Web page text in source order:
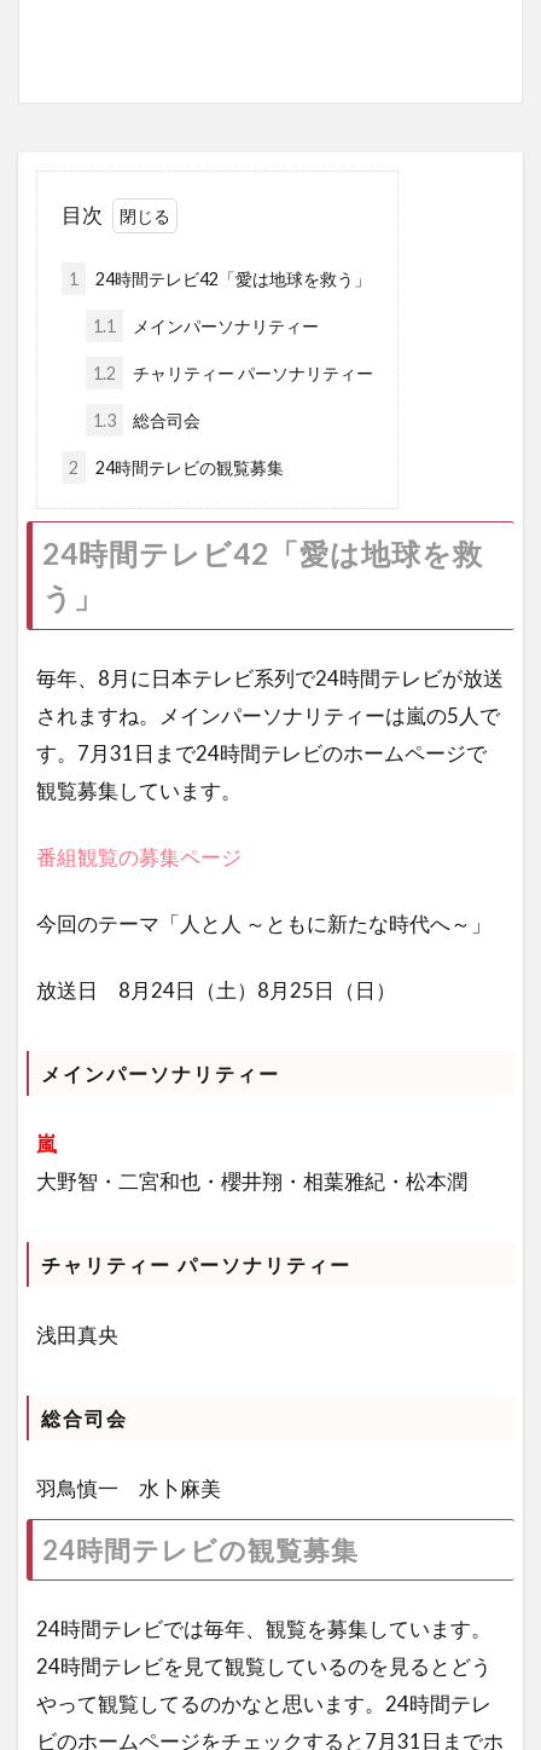
目次
1 24時間テレビ42「愛は地球を救う」
1.1 メインパーソナリティー
1.2 チャリティー パーソナリティー
1.3 総合司会
2 24時間テレビの観覧募集
24時間テレビ42「愛は地球を救
う」
毎年、8月に日本テレビ系列で24時間テレビが放送
されますね。メインパーソナリティーは嵐の5人で
す。7月31日まで24時間テレビのホームページで
観覧募集しています。
番組観覧の募集ページ
今回のテーマ「人と人 ～ともに新たな時代へ～」
放送日 8月24日（土）8月25日（日）
メインパーソナリティー
嵐
大野智・二宮和也・櫻井翔・相葉雅紀・松本潤
チャリティー パーソナリティー
浅田真央
総合司会
羽鳥慎一 水卜麻美
24時間テレビの観覧募集
24時間テレビでは毎年、観覧を募集しています。
24時間テレビを見て観覧しているのを見るとどう
やって観覧してるのかなと思います。24時間テレ
ビのホームページをチェックすると7月31日までホ